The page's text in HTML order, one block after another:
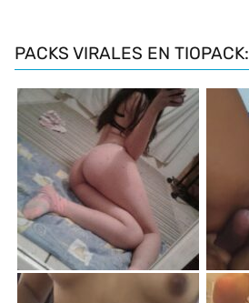
PACKS VIRALES EN TIOPACK: